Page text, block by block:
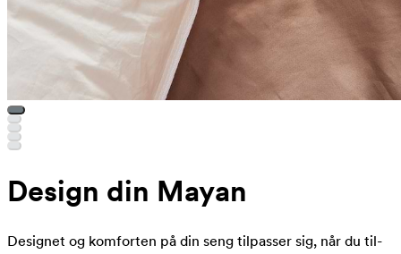
Design din Mayan
Designet og komforten på din seng tilpasser sig, når du til-